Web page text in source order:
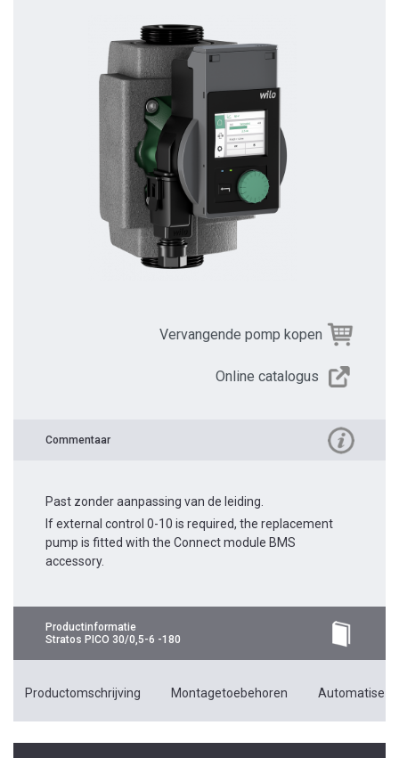
Vervangende pomp kopen
Online catalogus
Commentaar
Past zonder aanpassing van de leiding.
If external control 0-10 is required, the replacement
pump is fitted with the Connect module BMS
accessory.
Productinformatie
Stratos PICO 30/0,5-6 -180
Productomschrijving Montagetoebehoren